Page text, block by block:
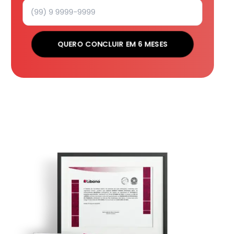
QUERO CONCLUIR EM 6 MESES